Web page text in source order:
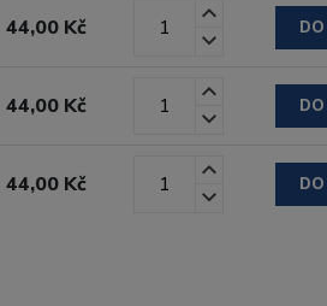
44,00 Kč
44,00 Kč
44,00 Kč